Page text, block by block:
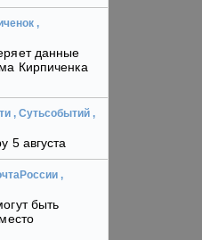
,
данные
Кирпиченка
, Сутьсобытий ,
5 августа
,
быть